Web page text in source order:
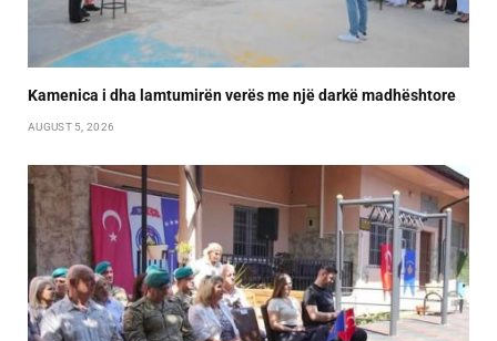
Kamenica i dha lamtumirën verës me një darkë madhështore
AUGUST 5, 2026